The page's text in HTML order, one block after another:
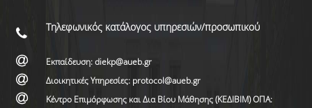
Τηλεφωνικός κατάλογος υπηρεσιών/προσωπικού
Εκπαίδευση: diekp@aueb.gr
Διοικητικές Υπηρεσίες: protocol@aueb.gr
Κέντρο Επιμόρφωσης και Δια Βίου Μάθησης (ΚΕΔΙΒΙΜ) ΟΠΑ: